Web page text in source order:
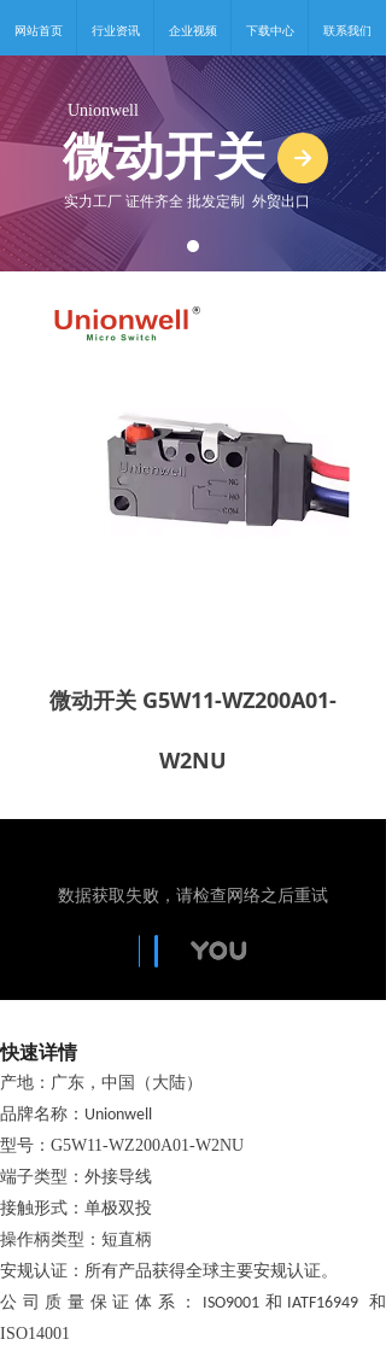
网站首页 行业资讯 企业视频 下载中心 联系我们
实力工厂 证件齐全 批发定制 外贸出口
微动开关
Unionwell
녒
微动开关 G5W11-WZ200A01-
W2NU
快速详情
产地：广东，中国（大陆）
品牌名称： Unionwell
型号：G5W11-WZ200A01-W2NU
端子类型 ：外接导线
接触形式 ：单极双投
操作柄类型：短直柄
安规认证：所有产品获得全球主要安规认证。
公司质量保证体系： ISO9001 和 IATF16949
和
ISO14001